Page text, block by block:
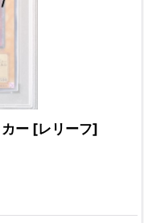
カー [レリーフ]